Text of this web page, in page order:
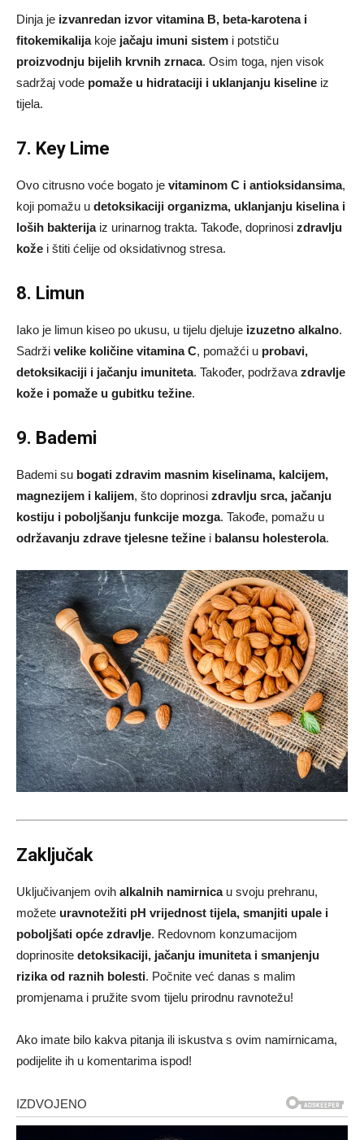
Dinja je izvanredan izvor vitamina B, beta-karotena i
fitokemikalijakoje jačaju imuni sistem i potstiču
proizvodnju bijelih krvnih zrnaca. Osim toga, njen visok
sadržaj vode pomaže u hidrataciji i uklanjanju kiseline iz
tijela.
7. Key Lime
Ovo citrusno voće bogato je vitaminom C i antioksidansima,
koji pomažu u detoksikaciji organizma, uklanjanju kiselina i
loših bakterijaiz urinarnog trakta. Takođe, doprinosi zdravlju
kože i štiti ćelije od oksidativnog stresa.
8. Limun
Iako je limun kiseo po ukusu, u tijelu djeluje izuzetno alkalno.
Sadrži velike količine vitamina C, pomažći u probavi,
detoksikaciji i jačanju imuniteta. Također, podržava zdravlje
kože i pomaže u gubitku težine.
9. Bademi
Bademi su bogati zdravim masnim kiselinama, kalcijem,
magnezijem i kalijem, što doprinosi zdravlju srca, jačanju
kostiju i poboljšanju funkcije mozga. Takođe, pomažu u
održavanju zdrave tjelesne težine i balansu holesterola.
Zaključak
Uključivanjem ovih alkalnih namirnicau svoju prehranu,
možete uravnotežiti pH vrijednost tijela, smanjiti upale i
poboljšati opće zdravlje. Redovnom konzumacijom
doprinosite detoksikaciji, jačanju imuniteta i smanjenju
rizika od raznih bolesti. Počnite već danas s malim
promjenama i pružite svom tijelu prirodnu ravnotežu!
Ako imate bilo kakva pitanja ili iskustva s ovim namirnicama,
podijelite ih u komentarima ispod!